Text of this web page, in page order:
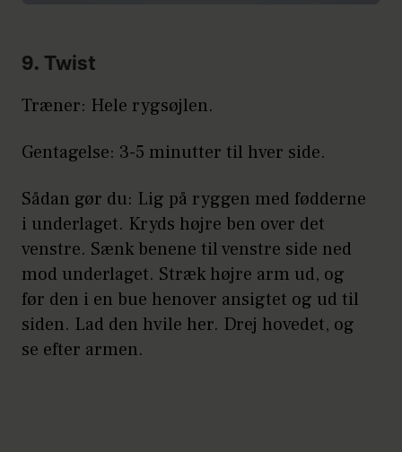
9. Twist
Træner: Hele rygsøjlen.
Gentagelse: 3-5 minutter til hver side.
Sådan gør du: Lig på ryggen med fødderne
i underlaget. Kryds højre ben over det
venstre. Sænk benene til venstre side ned
mod underlaget. Stræk højre arm ud, og
før den i en bue henover ansigtet og ud til
siden. Lad den hvile her. Drej hovedet, og
se efter armen.